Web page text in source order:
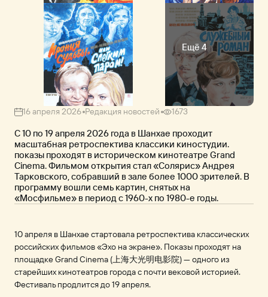
Ещё 4
16 апреля 2026 Редакция новостей 1673
С 10 по 19 апреля 2026 года в Шанхае проходит
масштабная ретроспектива классики киностудии.
показы проходят в историческом кинотеатре Grand
Cinema. Фильмом открытия стал «Солярис» Андрея
Тарковского, собравший в зале более 1000 зрителей. В
программу вошли семь картин, снятых на
«Мосфильме» в период с 1960-х по 1980-е годы.
10 апреля в Шанхае стартовала ретроспектива классических
российских фильмов «Эхо на экране». Показы проходят на
площадке Grand Cinema (上海大光明电影院) — одного из
старейших кинотеатров города с почти вековой историей.
Фестиваль продлится до 19 апреля.